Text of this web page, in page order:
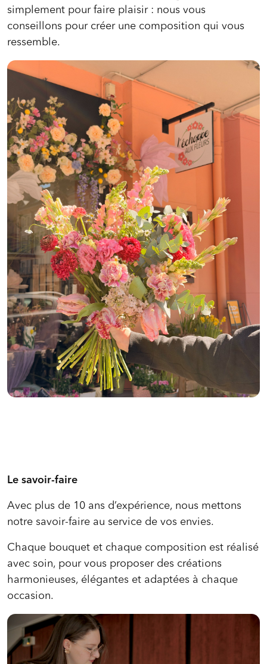
simplement pour faire plaisir : nous vous
conseillons pour créer une composition qui vous
ressemble.
Le savoir-faire
Avec plus de 10 ans d’expérience, nous mettons
notre savoir-faire au service de vos envies.
Chaque bouquet et chaque composition est réalisé
avec soin, pour vous proposer des créations
harmonieuses, élégantes et adaptées à chaque
occasion.